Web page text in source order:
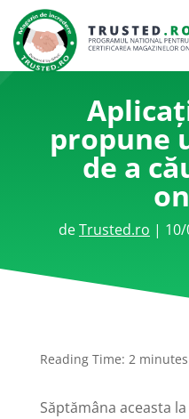
propune
de a
deTrusted.ro |
Reading Time: 2 minutes
Săptămâna aceasta